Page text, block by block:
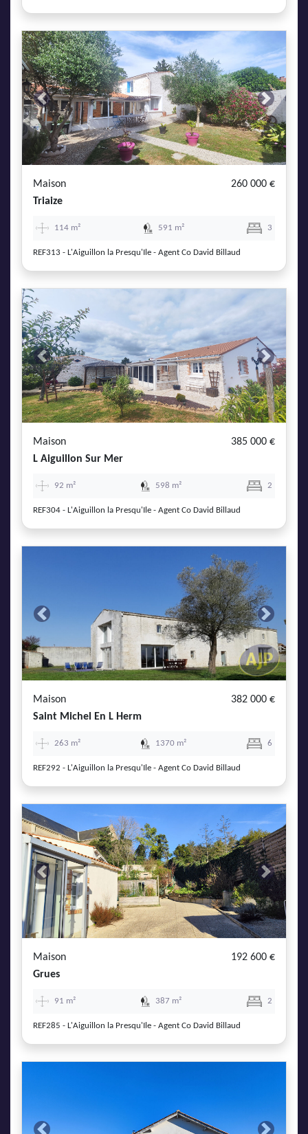
Previous Next
Maison
260 000 €
Triaize
114 m² 591 m² 3
REF313 - L'Aiguillon la Presqu'Ile - Agent Co David Billaud
Previous Next
Maison
385 000 €
L Aiguillon Sur Mer
92 m² 598 m² 2
REF304 - L'Aiguillon la Presqu'Ile - Agent Co David Billaud
Previous Next
Maison
382 000 €
Saint Michel En L Herm
263 m² 1370 m² 6
REF292 - L'Aiguillon la Presqu'Ile - Agent Co David Billaud
Previous Next
Maison
192 600 €
Grues
91 m² 387 m² 2
REF285 - L'Aiguillon la Presqu'Ile - Agent Co David Billaud